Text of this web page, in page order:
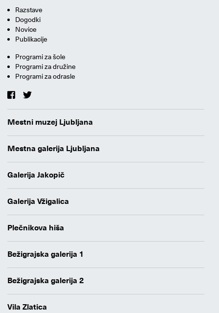
Razstave
Dogodki
Novice
Publikacije
Programi za šole
Programi za družine
Programi za odrasle
Mestni muzej Ljubljana
Mestna galerija Ljubljana
Galerija Jakopič
Galerija Vžigalica
Plečnikova hiša
Bežigrajska galerija 1
Bežigrajska galerija 2
Vila Zlatica